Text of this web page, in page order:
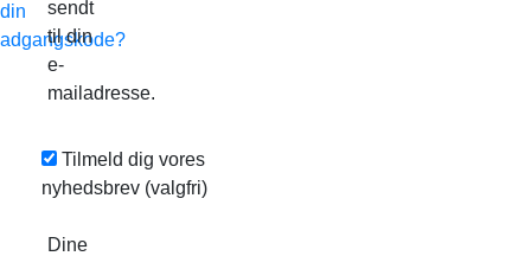
din
adgangskode?
sendt
til din
e-
mailadresse.
Tilmeld dig vores
nyhedsbrev (valgfri)
Dine